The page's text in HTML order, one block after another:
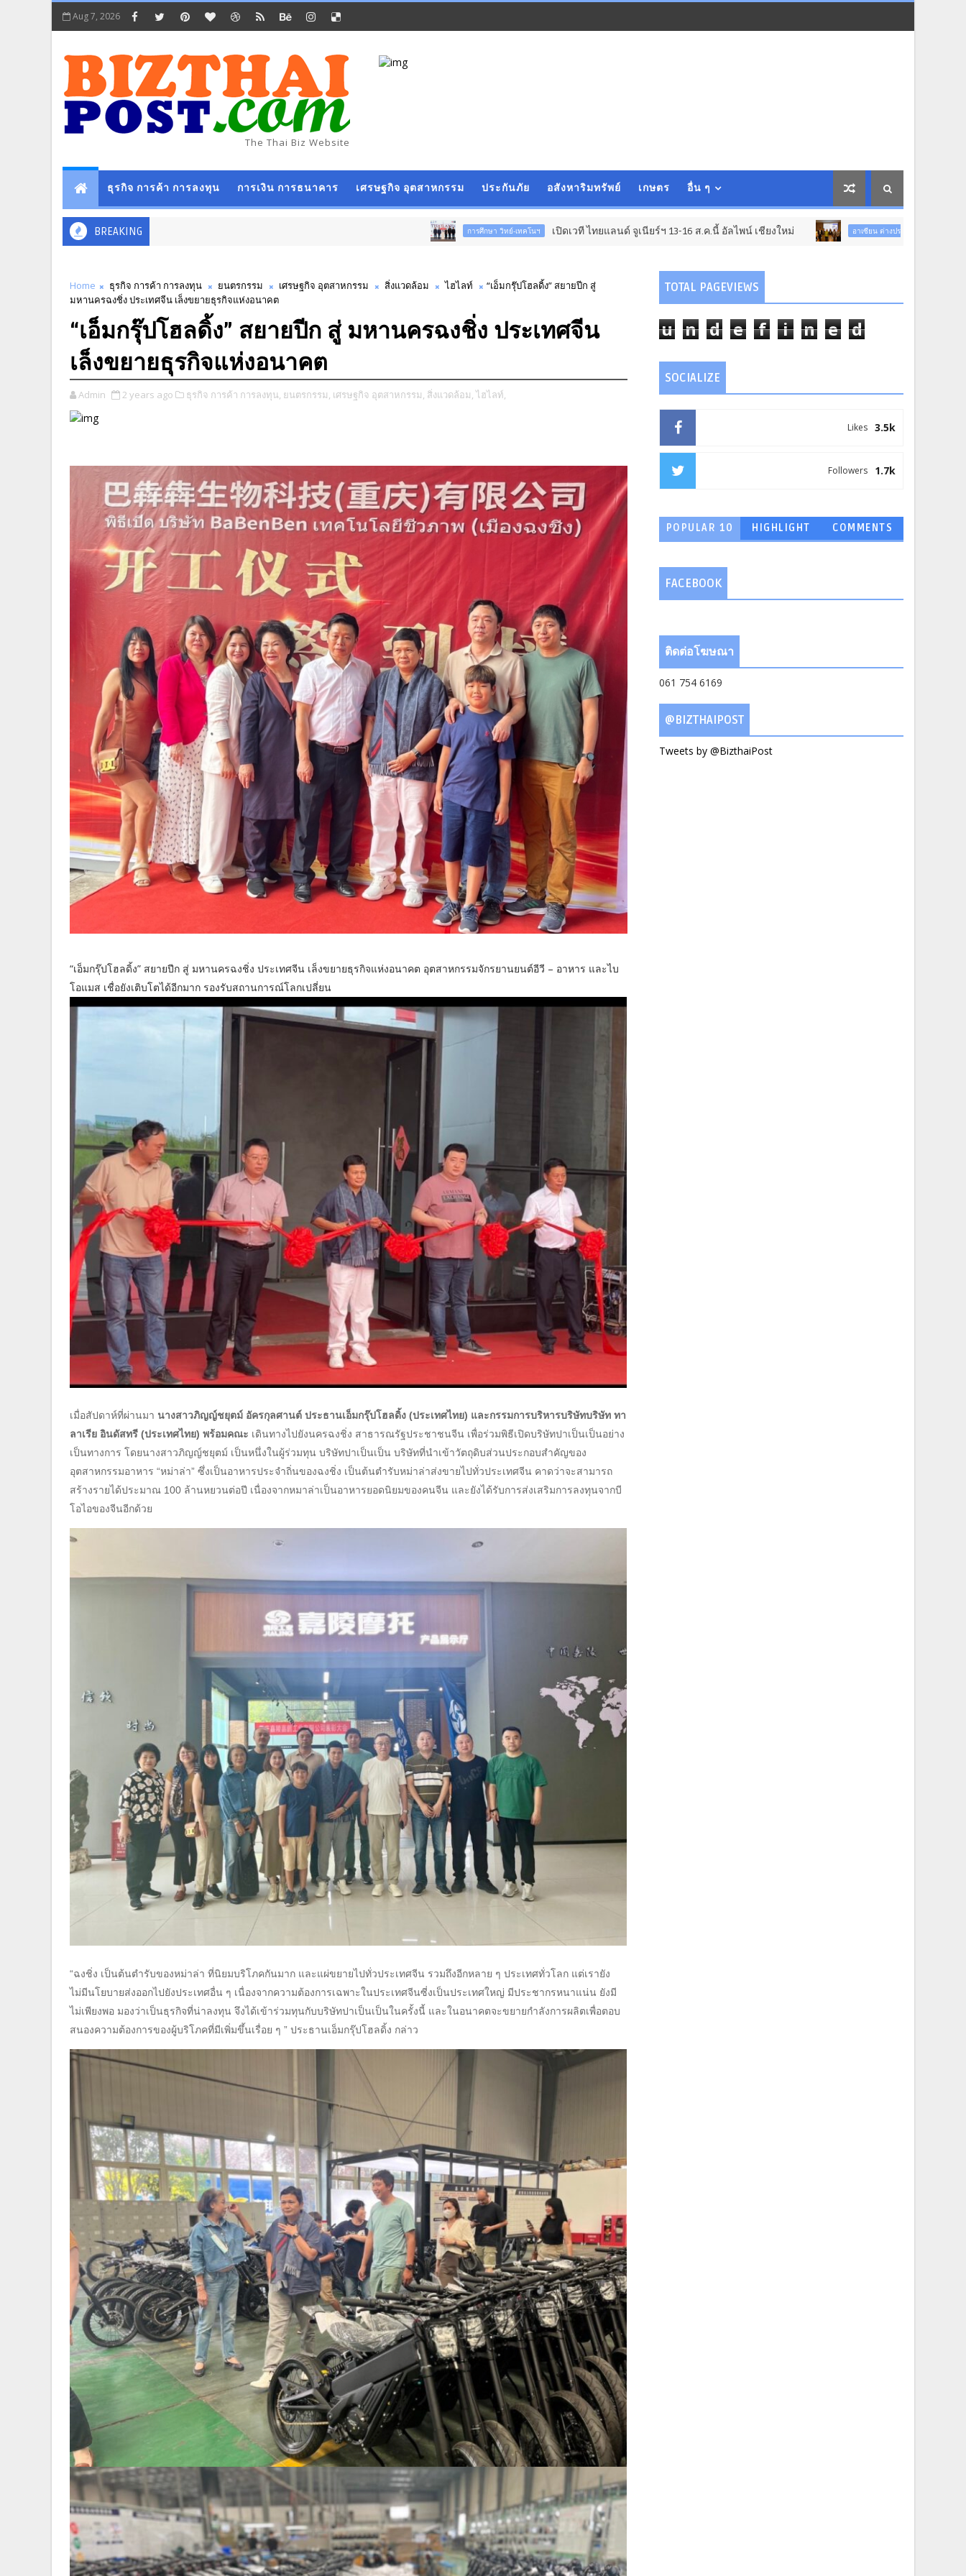
Aug 7, 2026
The Thai Biz Website
ธุรกิจ การค้า การลงทุน การเงิน การธนาคาร เศรษฐกิจ อุตสาหกรรม ประกันภัย อสังหาริมทรัพย์ เกษตร อื่น ๆ
BREAKING การศึกษา วิทย์-เทคโนฯ เปิดเวที ไทยแลนด์ จูเนียร์ฯ 13-16 ส.ค.นี้ อัลไพน์ เชียงใหม่ อาเซียน ต่างประเทศ ภาครัฐ-เอกชนจับมือสัมม
Home ธุรกิจ การค้า การลงทุน ยนตรกรรม เศรษฐกิจ อุตสาหกรรม สิ่งแวดล้อม ไฮไลท์
“เอ็มกรุ๊ปโฮลดิ้ง” สยายปีก สู่
มหานครฉงชิ่ง ประเทศจีน เล็งขยายธุรกิจแห่งอนาคต
“เอ็มกรุ๊ปโฮลดิ้ง” สยายปีก สู่ มหานครฉงชิ่ง ประเทศจีน
เล็งขยายธุรกิจแห่งอนาคต
Admin 2 years ago ธุรกิจ การค้า การลงทุน, ยนตรกรรม, เศรษฐกิจ อุตสาหกรรม, สิ่งแวดล้อม, ไฮไลท์,
“เอ็มกรุ๊ปโฮลดิ้ง” สยายปีก สู่ มหานครฉงชิ่ง ประเทศจีน เล็งขยายธุรกิจแห่งอนาคต อุตสาหกรรมจักรยานยนต์อีวี – อาหาร และไบ
โอแมส เชื่อยังเติบโตได้อีกมาก รองรับสถานการณ์โลกเปลี่ยน
เมื่อสัปดาห์ที่ผ่านมา นางสาวภิญญ์ชยุตม์ อัครกุลศานต์ ประธานเอ็มกรุ๊ปโฮลดิ้ง (ประเทศไทย) และกรรมการบริหารบริษัทบริษัท ทา
ลาเรีย อินดัสทรี (ประเทศไทย) พร้อมคณะ เดินทางไปยังนครฉงชิ่ง สาธารณรัฐประชาชนจีน เพื่อร่วมพิธีเปิดบริษัทปาเป็นเป็นอย่าง
เป็นทางการ โดยนางสาวภิญญ์ชยุตม์ เป็นหนึ่งในผู้ร่วมทุน บริษัทปาเป็นเป็น บริษัทที่นำเข้าวัตถุดิบส่วนประกอบสำคัญของ
อุตสาหกรรมอาหาร “หม่าล่า” ซึ่งเป็นอาหารประจำถิ่นของฉงชิ่ง เป็นต้นตำรับหม่าล่าส่งขายไปทั่วประเทศจีน คาดว่าจะสามารถ
สร้างรายได้ประมาณ 100 ล้านหยวนต่อปี เนื่องจากหมาล่าเป็นอาหารยอดนิยมของคนจีน และยังได้รับการส่งเสริมการลงทุนจากบี
โอไอของจีนอีกด้วย
“ฉงชิ่ง เป็นต้นตำรับของหม่าล่า ที่นิยมบริโภคกันมาก และแผ่ขยายไปทั่วประเทศจีน รวมถึงอีกหลาย ๆ ประเทศทั่วโลก แต่เรายัง
ไม่มีนโยบายส่งออกไปยังประเทศอื่น ๆ เนื่องจากความต้องการเฉพาะในประเทศจีนซี่งเป็นประเทศใหญ่ มีประชากรหนาแน่น ยังมี
ไม่เพียงพอ มองว่าเป็นธุรกิจที่น่าลงทุน จึงได้เข้าร่วมทุนกับบริษัทปาเป็นเป็นในครั้งนี้ และในอนาคตจะขยายกำลังการผลิตเพื่อตอบ
สนองความต้องการของผู้บริโภคที่มีเพิ่มขึ้นเรื่อย ๆ ” ประธานเอ็มกรุ๊ปโฮลดิ้ง กล่าว
TOTAL PAGEVIEWS
u n d e f i n e d
SOCIALIZE
3.5k
Likes
1.7k
Followers
POPULAR 10 HIGHLIGHT COMMENTS
FACEBOOK
ติดต่อโฆษณา
061 754 6169
@BIZTHAIPOST
Tweets by @BizthaiPost